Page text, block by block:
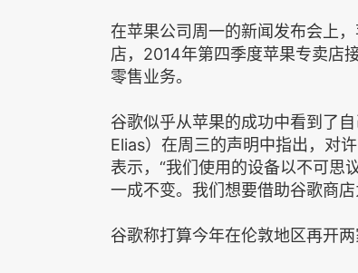
在苹果公司周一的新闻发布会上
店，2014年第四季度苹果专卖店
零售业务。
谷歌似乎从苹果的成功中看到了
Elias）在周三的声明中指出，对
表示，“我们使用的设备以不可思
一成不变。我们想要借助谷歌商
谷歌称打算今年在伦敦地区再开两